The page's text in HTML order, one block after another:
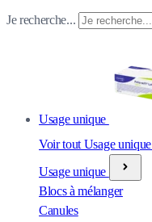
Je recherche...
Usage unique
Voir tout Usage unique
Usage unique
Blocs à mélanger
Canules